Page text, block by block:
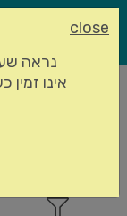
עמוד הבית מטפלים
857
close
נראה
אינו